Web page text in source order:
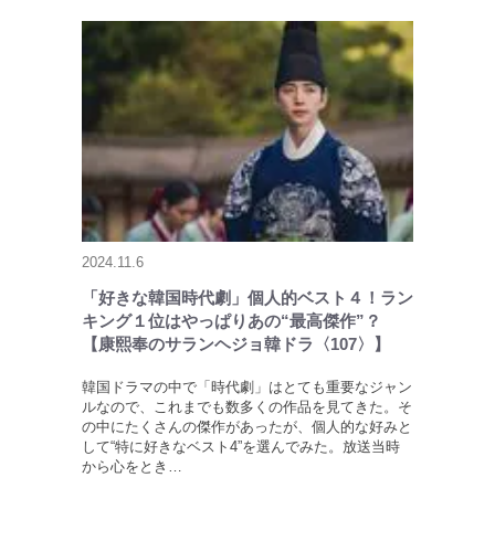
2024.11.6
「好きな韓国時代劇」個人的ベスト４！ラン
キング１位はやっぱりあの“最高傑作”？
【康熙奉のサランヘジョ韓ドラ〈107〉】
韓国ドラマの中で「時代劇」はとても重要なジャン
ルなので、これまでも数多くの作品を見てきた。そ
の中にたくさんの傑作があったが、個人的な好みと
して“特に好きなベスト4”を選んでみた。放送当時
から心をとき…